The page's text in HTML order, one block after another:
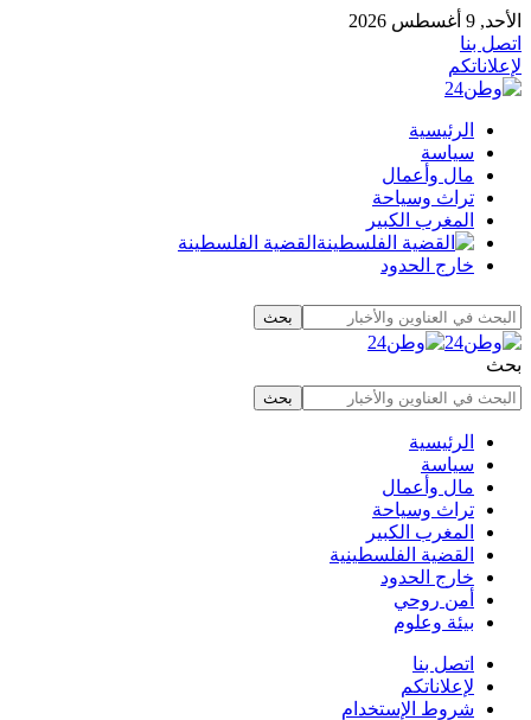
الأحد, 9 أغسطس 2026
اتصل بنا
لإعلاناتكم
الرئيسية
سياسة
مال وأعمال
تراث وسياحة
المغرب الكبير
القضية الفلسطينة
خارج الحدود
بحث
الرئيسية
سياسة
مال وأعمال
تراث وسياحة
المغرب الكبير
القضية الفلسطينية
خارج الحدود
أمن روحي
بيئة وعلوم
اتصل بنا
لإعلاناتكم
شروط الإستخدام